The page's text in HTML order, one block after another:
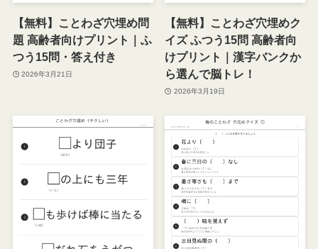
【無料】ことわざ穴埋め問
題 高齢者向けプリント｜ふ
つう15問・答え付き
2026年3月21日
【無料】ことわざ穴埋めク
イズ ふつう15問 高齢者向
けプリント｜漢字バンクか
ら選んで脳トレ！
2026年3月19日